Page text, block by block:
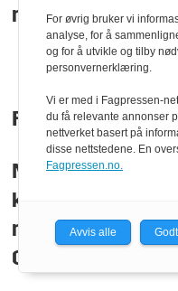
redegjørelse til
Mangler nok
kroppsnært tøy til
rekruttene på
Gardeskolen
For øvrig bruker vi
analyse, for å
og for å utvikle og tilby
personvernerklæring.
Vi er med i Fagpressen-
du få relevante annonser
nettverket basert på
disse nettstedene. En
Fagpressen.no.
Avvis alle